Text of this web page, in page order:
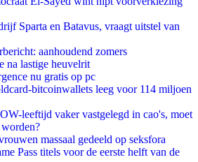
Sparta en Batavus, vraagt uitstel van
aanhoudend zomers
na lastige heuvelrit
nu gratis op pc
bitcoinwallets leeg voor 114 miljoen
leeftijd vaker vastgelegd in cao's, moet
massaal gedeeld op seksfora
Pass titels voor de eerste helft van de